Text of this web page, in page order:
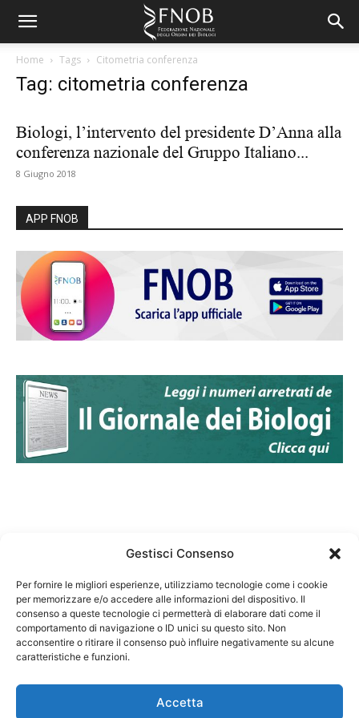
Gestisci Consenso
Per fornire le migliori esperienze, utilizziamo tecnologie come i cookie
per memorizzare e/o accedere alle informazioni del dispositivo. Il
consenso a queste tecnologie ci permetterà di elaborare dati come il
comportamento di navigazione o ID unici su questo sito. Non
acconsentire o ritirare il consenso può influire negativamente su alcune
caratteristiche e funzioni.
Accetta
Home Tags Citometria conferenza
Tag: citometria conferenza
Biologi, l’intervento del presidente D’Anna alla
conferenza nazionale del Gruppo Italiano...
8 Giugno 2018
APP FNOB
Federazione Nazionale Degli Ordini dei Biologi:
codice fiscale 80069130583
Responsabile sito internet www.fnob.it: Vincenzo